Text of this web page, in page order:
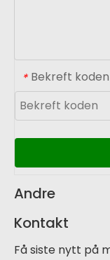
* Bekreft koden
Andre
Kontakt
Få siste nytt på